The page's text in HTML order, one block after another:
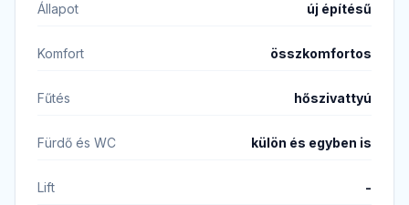
Állapot új építésű
Komfort összkomfortos
Fűtés hőszivattyú
Fürdő és WC külön és egyben is
Lift -